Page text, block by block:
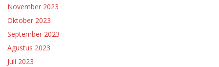
November 2023
Oktober 2023
September 2023
Agustus 2023
Juli 2023